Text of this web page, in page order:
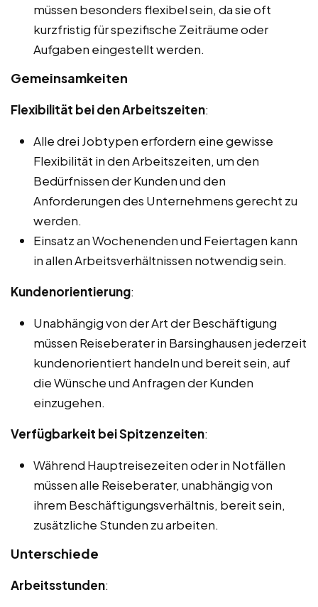
müssen besonders flexibel sein, da sie oft
kurzfristig für spezifische Zeiträume oder
Aufgaben eingestellt werden.
Gemeinsamkeiten
Flexibilität bei den Arbeitszeiten:
Alle drei Jobtypen erfordern eine gewisse
Flexibilität in den Arbeitszeiten, um den
Bedürfnissen der Kunden und den
Anforderungen des Unternehmens gerecht zu
werden.
Einsatz an Wochenenden und Feiertagen kann
in allen Arbeitsverhältnissen notwendig sein.
Kundenorientierung:
Unabhängig von der Art der Beschäftigung
müssen Reiseberater in Barsinghausen jederzeit
kundenorientiert handeln und bereit sein, auf
die Wünsche und Anfragen der Kunden
einzugehen.
Verfügbarkeit bei Spitzenzeiten:
Während Hauptreisezeiten oder in Notfällen
müssen alle Reiseberater, unabhängig von
ihrem Beschäftigungsverhältnis, bereit sein,
zusätzliche Stunden zu arbeiten.
Unterschiede
Arbeitsstunden: